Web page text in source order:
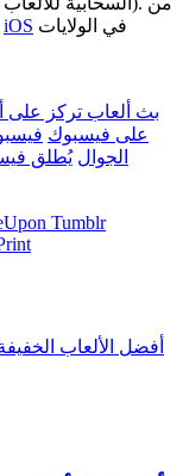
iOS
بث ألعاب تركز على
على فيسبوك
الجوال يُطلق
Tumblr
أفضل الألعاب